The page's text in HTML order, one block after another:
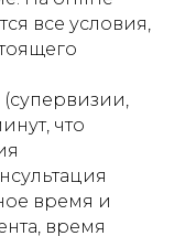
все условия,
(супервизии,
что
время и
время